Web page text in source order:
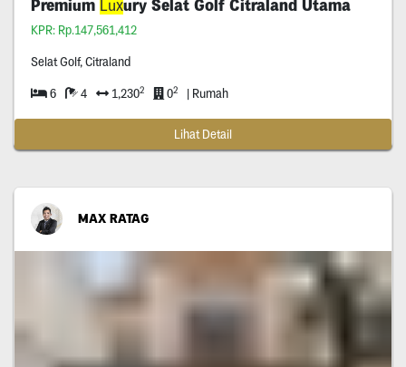
Premium Luxury Selat Golf Citraland Utama
KPR: Rp.147,561,412
Selat Golf, Citraland
6 4 1,2302 02 | Rumah
Lihat Detail
MAX RATAG